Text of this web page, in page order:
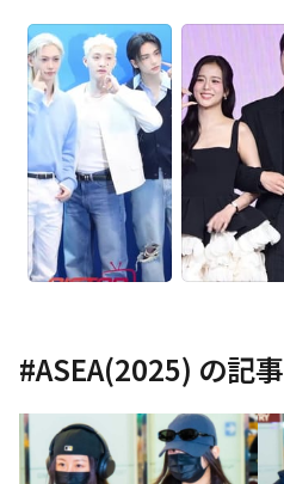
#ASEA(2025) の記事